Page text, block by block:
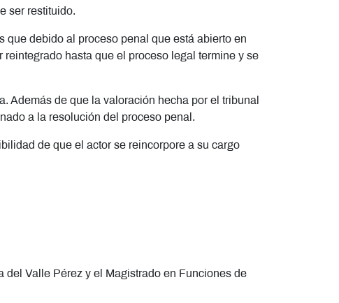
ser restituido.
que debido al proceso penal que está abierto en
hasta que el proceso legal termine y se
Además de que la valoración hecha por el tribunal
a la resolución del proceso penal.
de que el actor se reincorpore a su cargo
del Valle Pérez y el Magistrado en Funciones de